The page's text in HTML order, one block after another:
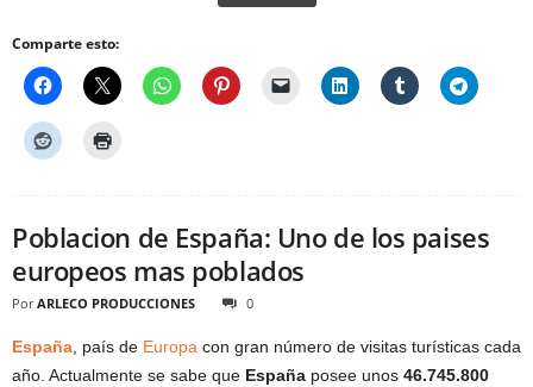
Comparte esto:
Poblacion de España: Uno de los paises
europeos mas poblados
Por ARLECO PRODUCCIONES 0
España , país de Europa con gran número de visitas turísticas cada
año. Actualmente se sabe que España posee unos 46.745.800